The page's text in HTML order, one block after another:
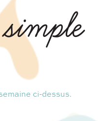
ci-dessus.